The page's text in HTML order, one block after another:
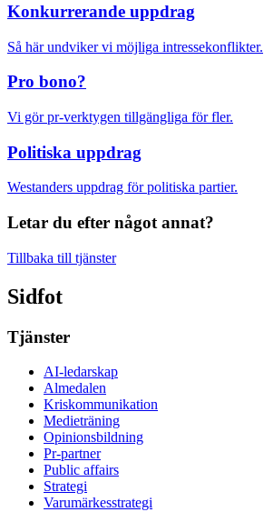
Konkurrerande uppdrag
Så här undviker vi möjliga intressekonflikter.
Pro bono?
Vi gör pr-verktygen tillgängliga för fler.
Politiska uppdrag
Westanders uppdrag för politiska partier.
Letar du efter något annat?
Tillbaka till tjänster
Sidfot
Tjänster
AI-ledarskap
Almedalen
Kris­kommunikation
Medieträning
Opinionsbildning
Pr-partner
Public affairs
Strategi
Varumärkesstrategi